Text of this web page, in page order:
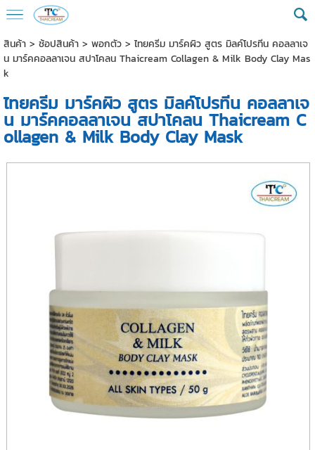
สินค้า> ช้อปสินค้า> พอกตัว> ไทยครีม มาร์คผิว สูตร มิลค์โปรทีน คอลลาเจ
น มาร์คคอลลาเจน สปาโคลน Thaicream Collagen & Milk Body Clay Mas
k
ไทยครีม มาร์คผิว สูตร มิลค์โปรทีน คอลลาเจ
น มาร์คคอลลาเจน สปาโคลน Thaicream C
ollagen & Milk Body Clay Mask